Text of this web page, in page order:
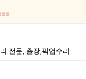
전문, 출장,픽업수리